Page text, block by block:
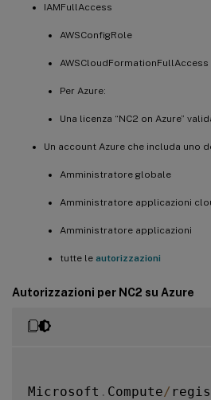
IAMFullAccess
AWSConfigRole
AWSCloudFormationFullAccess
Per Azure:
Una licenza “NC2 on Azure”
Un account Azure che includa uno
Amministratore globale
Amministratore applicazioni
Amministratore applicazioni
tutte le autorizzazioni
Autorizzazioni per NC2 su Azure
Microsoft . Compute/